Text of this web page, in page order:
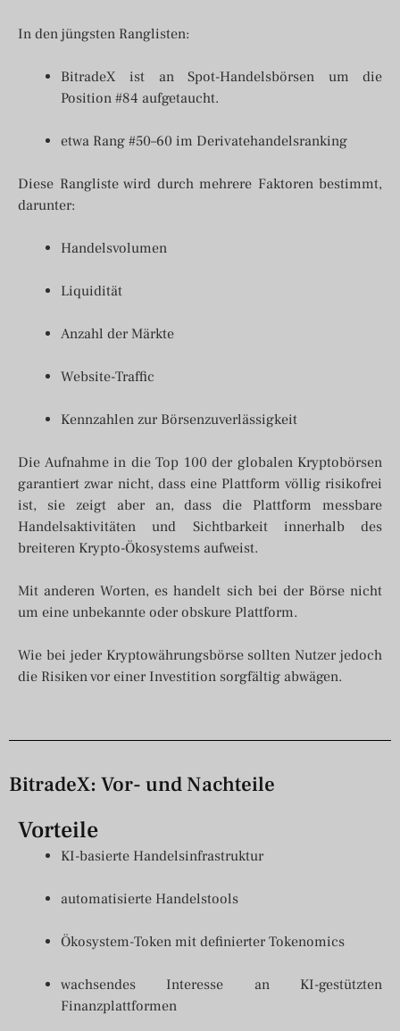
In den jüngsten Ranglisten:
BitradeX ist an Spot-Handelsbörsen um die
Position #84 aufgetaucht.
etwa Rang #50–60 im Derivatehandelsranking
Diese Rangliste wird durch mehrere Faktoren bestimmt,
darunter:
Handelsvolumen
Liquidität
Anzahl der Märkte
Website-Traffic
Kennzahlen zur Börsenzuverlässigkeit
Die Aufnahme in die Top 100 der globalen Kryptobörsen
garantiert zwar nicht, dass eine Plattform völlig risikofrei
ist, sie zeigt aber an, dass die Plattform messbare
Handelsaktivitäten und Sichtbarkeit innerhalb des
breiteren Krypto-Ökosystems aufweist.
Mit anderen Worten, es handelt sich bei der Börse nicht
um eine unbekannte oder obskure Plattform.
Wie bei jeder Kryptowährungsbörse sollten Nutzer jedoch
die Risiken vor einer Investition sorgfältig abwägen.
BitradeX: Vor- und Nachteile
Vorteile
KI-basierte Handelsinfrastruktur
automatisierte Handelstools
Ökosystem-Token mit definierter Tokenomics
wachsendes Interesse an KI-gestützten
Finanzplattformen